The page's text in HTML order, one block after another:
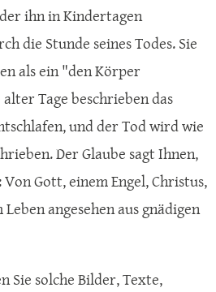
ihn in Kindertagen
die Stunde seines Todes. Sie
als ein "den Körper
Tage beschrieben das
und der Tod wird wie
Der Glaube sagt Ihnen,
Gott, einem Engel, Christus,
angesehen aus gnädigen
Sie solche Bilder, Texte,